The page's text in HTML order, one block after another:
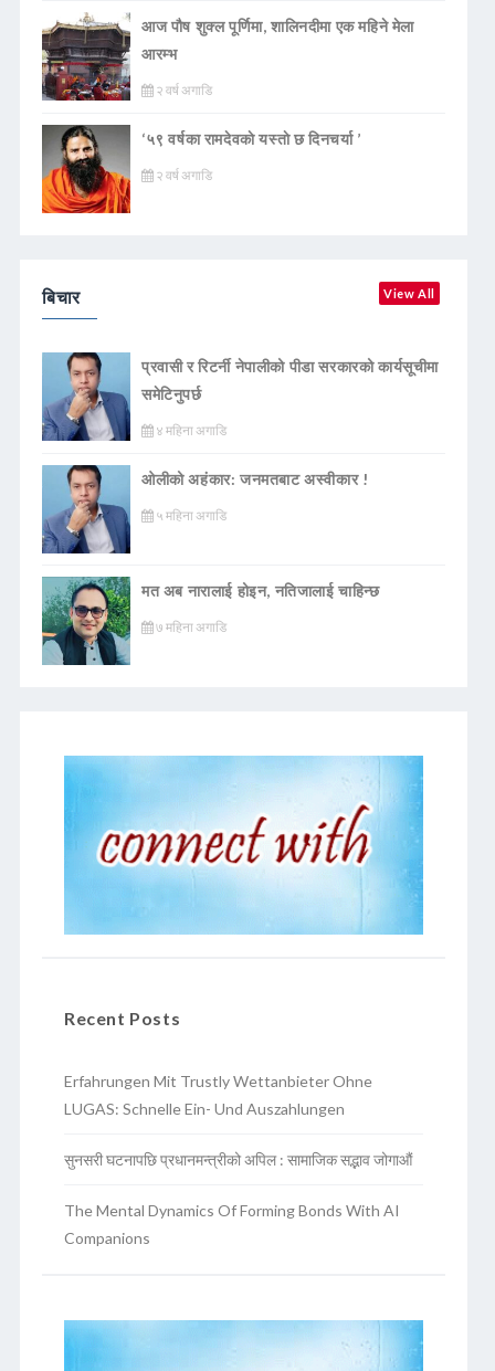
आज पौष शुक्ल पूर्णिमा, शालिनदीमा एक महिने मेला
आरम्भ
२ वर्ष अगाडि
‘५९ वर्षका रामदेवकाे यस्ताे छ दिनचर्या ’
२ वर्ष अगाडि
बिचार View All
प्रवासी र रिटर्नी नेपालीको पीडा सरकारको कार्यसूचीमा
समेटिनुपर्छ
४ महिना अगाडि
ओलीको अहंकार: जनमतबाट अस्वीकार !
५ महिना अगाडि
मत अब नारालाई होइन, नतिजालाई चाहिन्छ
७ महिना अगाडि
Recent Posts
Erfahrungen Mit Trustly Wettanbieter Ohne
LUGAS: Schnelle Ein- Und Auszahlungen
सुनसरी घटनापछि प्रधानमन्त्रीको अपिल : सामाजिक सद्भाव जोगाऔं
The Mental Dynamics Of Forming Bonds With AI
Companions